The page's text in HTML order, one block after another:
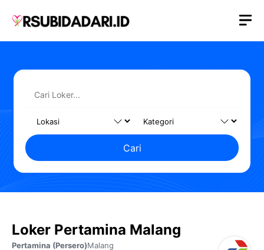
Cari
Loker Pertamina Malang
Pertamina (Persero)Malang